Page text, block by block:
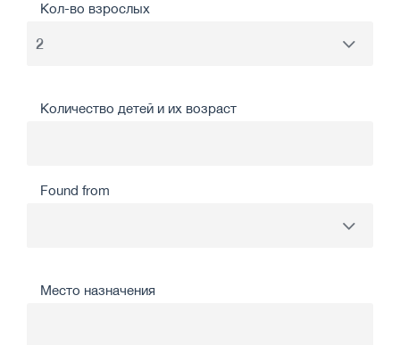
Кол-во взрослых
Количество детей и их возраст
Found from
Место назначения